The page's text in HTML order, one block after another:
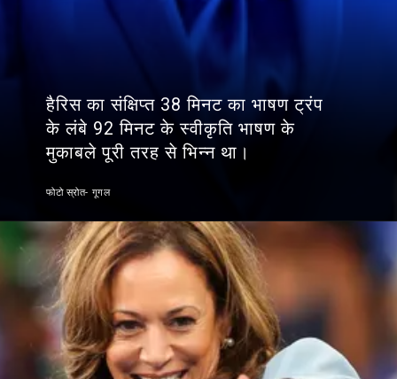
हैरिस का संक्षिप्त 38 मिनट का भाषण ट्रंप
के लंबे 92 मिनट के स्वीकृति भाषण के
मुकाबले पूरी तरह से भिन्न था।
फोटो स्रोत- गूगल